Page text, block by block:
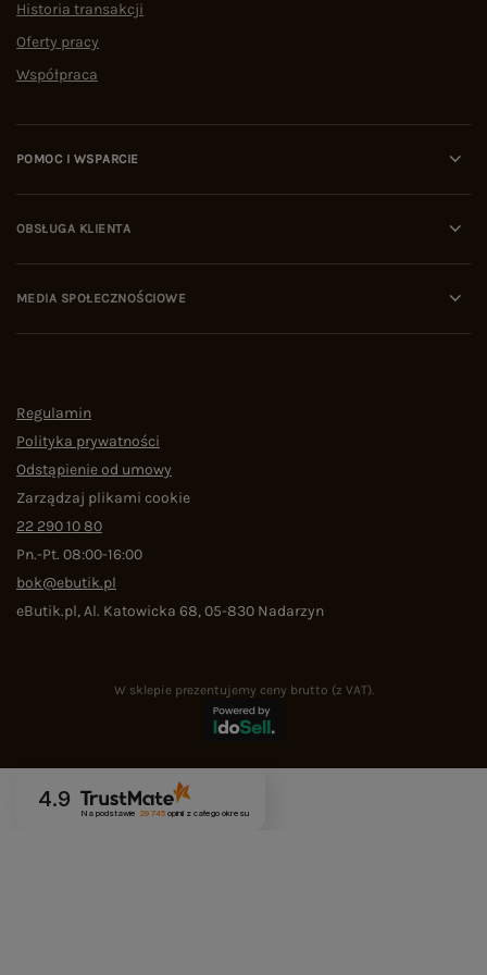
Historia transakcji
Oferty pracy
Współpraca
POMOC I WSPARCIE
OBSŁUGA KLIENTA
MEDIA SPOŁECZNOŚCIOWE
Regulamin
Polityka prywatności
Odstąpienie od umowy
Zarządzaj plikami cookie
22 290 10 80
Pn.-Pt. 08:00-16:00
bok@ebutik.pl
eButik.pl,Al. Katowicka 68,05-830 Nadarzyn
W sklepie prezentujemy ceny brutto (z VAT).
4.9
Na podstawie 29 745opinii z całego okresu